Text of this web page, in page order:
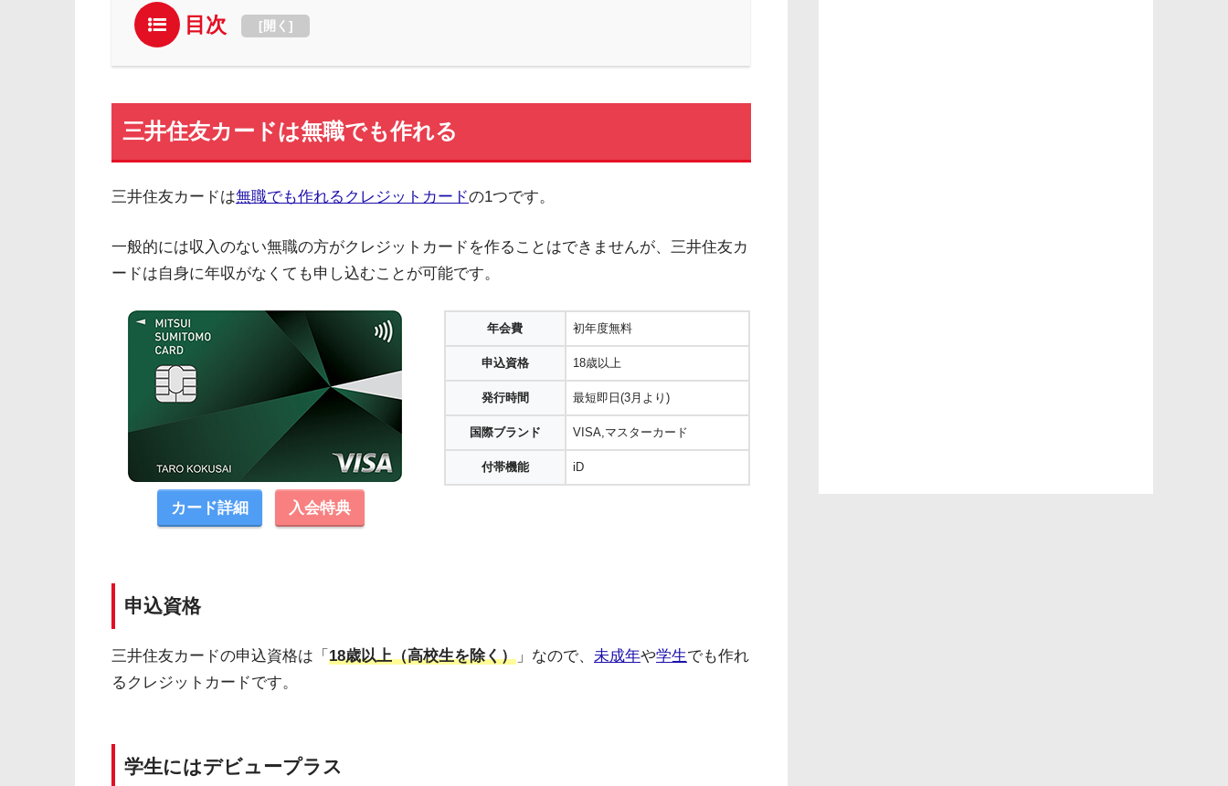
目次 [開く ]
三井住友カードは無職でも作れる
三井住友カードは無職でも作れるクレジットカードの1つです。
一般的には収入のない無職の方がクレジットカードを作ることはできませんが、三井住友カ
ードは自身に年収がなくても申し込むことが可能です。
カード詳細 入会特典
年会費 初年度無料
申込資格 18歳以上
発行時間 最短即日(3月より)
国際ブランド VISA,マスターカード
付帯機能 iD
申込資格
三井住友カードの申込資格は「 18歳以上（高校生を除く） 」なので、 未成年や学生でも作れ
るクレジットカードです。
学生にはデビュープラス